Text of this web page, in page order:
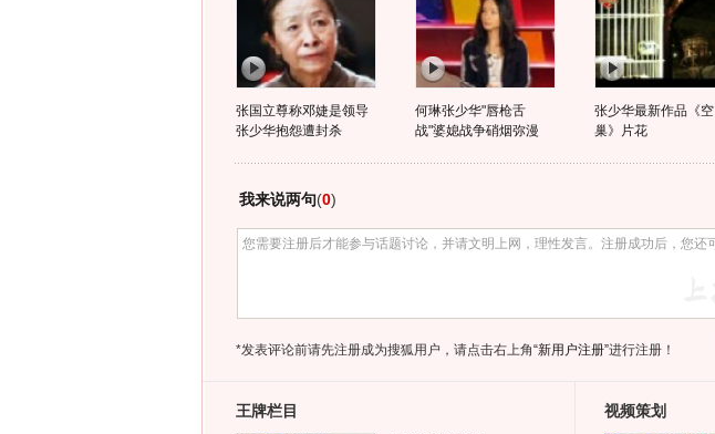
张国立尊称邓婕是领导
张少华抱怨遭封杀
何琳张少华"唇枪舌
战"婆媳战争硝烟弥漫
张少华最新作品《空
巢》片花
我来说两句(0)
*发表评论前请先注册成为搜狐用户，请点击右上角“新用户注册”进行注册！
王牌栏目 视频策划